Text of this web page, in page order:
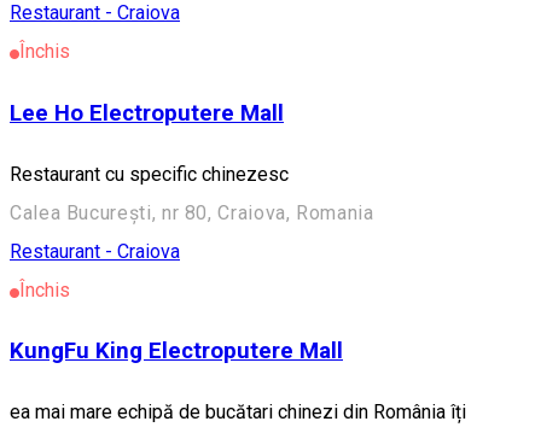
Restaurant - Craiova
Închis
Lee Ho Electroputere Mall
Restaurant cu specific chinezesc
Calea București, nr 80, Craiova, Romania
Restaurant - Craiova
Închis
KungFu King Electroputere Mall
ea mai mare echipă de bucătari chinezi din România îți